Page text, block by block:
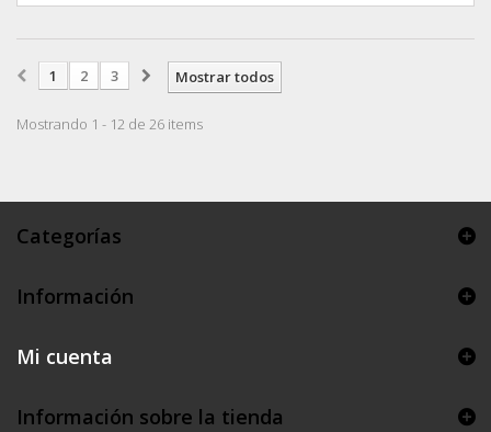
Mostrar todos
1 2 3
Mostrando 1 - 12 de 26 items
Categorías
Información
Mi cuenta
Información sobre la tienda